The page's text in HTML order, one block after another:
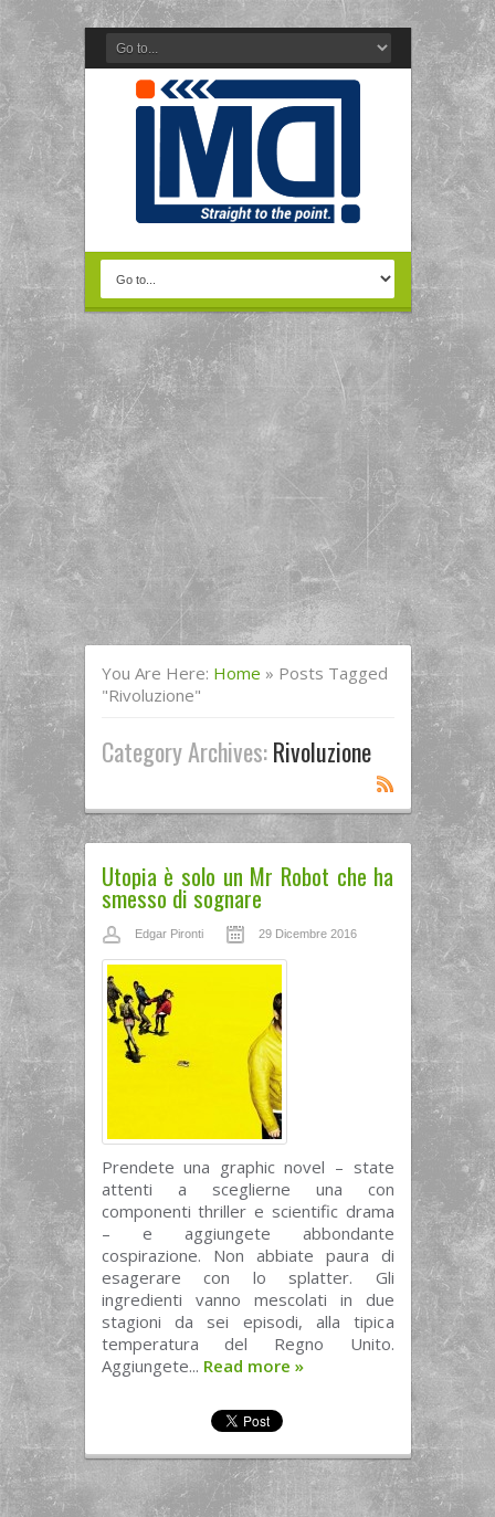
You Are Here: Home » Posts Tagged
"rivoluzione"
Category Archives:Rivoluzione
Utopia è solo un Mr Robot che ha
smesso di sognare
Edgar Pironti 29 Dicembre 2016
Prendete una graphic novel – state
attenti a sceglierne una con
componenti thriller e scientific drama
– e aggiungete abbondante
cospirazione. Non abbiate paura di
esagerare con lo splatter. Gli
ingredienti vanno mescolati in due
stagioni da sei episodi, alla tipica
temperatura del Regno Unito.
Aggiungete... Read more »